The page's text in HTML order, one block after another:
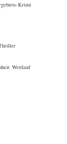
Krimi
Wettlauf